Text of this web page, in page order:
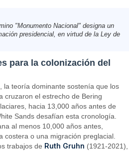
"Monumento Nacional" designa un
presidencial, en virtud de la Ley de
para la colonización del
la teoría dominante sostenía que los
cruzaron el estrecho de Bering
hacia 13,000 años antes de
Sands desafían esta cronología.
al menos 10,000 años antes,
costera o una migración preglacial.
trabajos de Ruth Gruhn (1921-2021),